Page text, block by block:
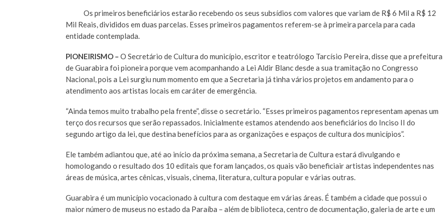
Os primeiros beneficiários estarão recebendo os seus subsídios com valores que variam de R$ 6 Mil a R$ 12
Mil Reais, divididos em duas parcelas. Esses primeiros pagamentos referem-se à primeira parcela para cada
entidade contemplada.
PIONEIRISMO – O Secretário de Cultura do município, escritor e teatrólogo Tarcísio Pereira, disse que a prefeitura
de Guarabira foi pioneira porque vem acompanhando a Lei Aldir Blanc desde a sua tramitação no Congresso
Nacional, pois a Lei surgiu num momento em que a Secretaria já tinha vários projetos em andamento para o
atendimento aos artistas locais em caráter de emergência.
“Ainda temos muito trabalho pela frente”, disse o secretário. “Esses primeiros pagamentos representam apenas um
terço dos recursos que serão repassados. Inicialmente estamos atendendo aos beneficiários do Inciso II do
segundo artigo da lei, que destina benefícios para as organizações e espaços de cultura dos municípios”.
Ele também adiantou que, até ao início da próxima semana, a Secretaria de Cultura estará divulgando e
homologando o resultado dos 10 editais que foram lançados, os quais vão beneficiair artistas independentes nas
áreas de música, artes cênicas, visuais, cinema, literatura, cultura popular e várias outras.
Guarabira é um município vocacionado à cultura com destaque em várias áreas. É também a cidade que possui o
maior número de museus no estado da Paraíba – além de biblioteca, centro de documentação, galeria de arte e um